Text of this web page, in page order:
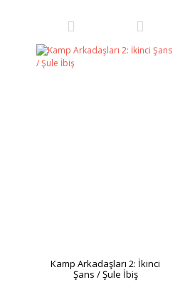
Kamp Arkadaşları 2: İkinci
Şans / Şule İbiş